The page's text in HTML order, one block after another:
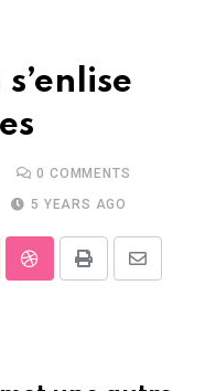
0 COMMENTS
5 YEARS AGO
StumbleUpon
Print
Share